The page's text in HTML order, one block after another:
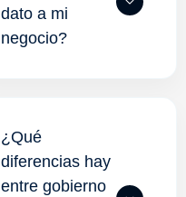
dato a mi
negocio?
¿Qué
diferencias hay
entre gobierno